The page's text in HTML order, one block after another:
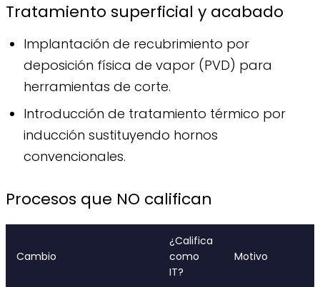
Tratamiento superficial y acabado
Implantación de recubrimiento por
deposición física de vapor (PVD) para
herramientas de corte.
Introducción de tratamiento térmico por
inducción sustituyendo hornos
convencionales.
Procesos que NO califican
Cambio
¿Califica
como
IT?
Motivo